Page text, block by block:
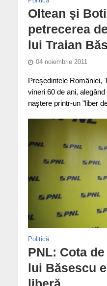
Oltean şi
petrecerea
lui Traian
04 noiembrie 2011
Preşedintele României,
vineri 60 de ani,
naştere printr-un "liber
Politică
PNL: Cota
lui Băsescu